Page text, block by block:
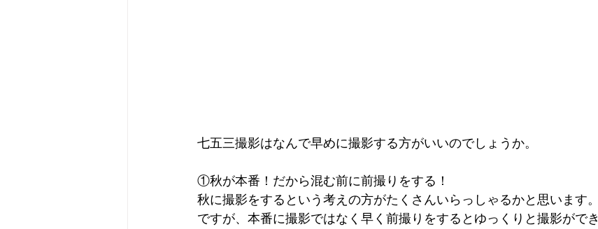
七五三撮影はなんで早めに撮影する方がいいのでしょうか。
①秋が本番！だから混む前に前撮りをする！
秋に撮影をするという考えの方がたくさんいらっしゃるかと思います。
ですが、本番に撮影ではなく早く前撮りをするとゆっくりと撮影ができ